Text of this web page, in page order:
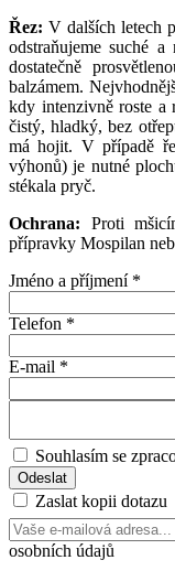
Řez: V dalších letech
odstraňujeme suché
dostatečně
balzámem.
kdy intenzivně roste a
čistý, hladký, bez
má hojit. V případě
výhonů) je nutné
stékala pryč.
Ochrana: Proti
přípravky Mospilan
Jméno a příjmení *
Telefon *
E-mail *
Souhlasím se
Zaslat kopii dotazu
osobních údajů